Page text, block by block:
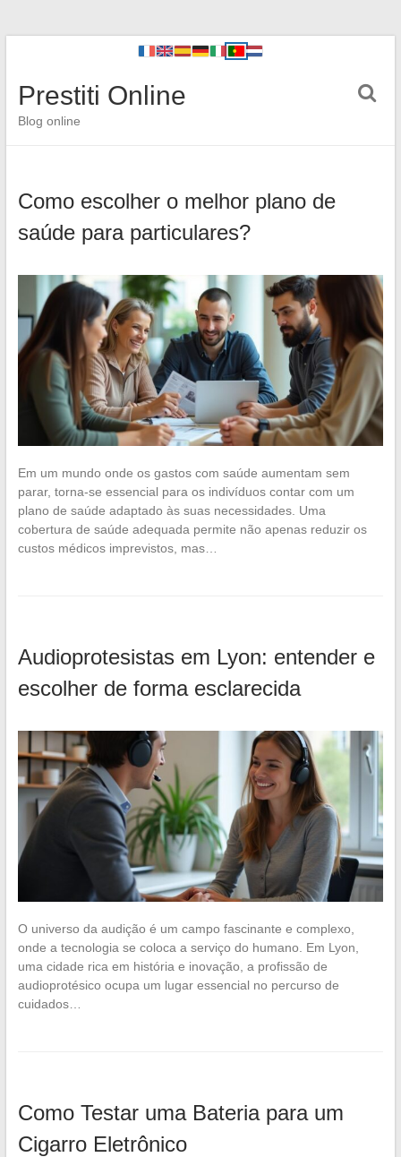
Prestiti Online
Blog online
Como escolher o melhor plano de
saúde para particulares?
Em um mundo onde os gastos com saúde aumentam sem
parar, torna-se essencial para os indivíduos contar com um
plano de saúde adaptado às suas necessidades. Uma
cobertura de saúde adequada permite não apenas reduzir os
custos médicos imprevistos, mas…
Audioprotesistas em Lyon: entender e
escolher de forma esclarecida
O universo da audição é um campo fascinante e complexo,
onde a tecnologia se coloca a serviço do humano. Em Lyon,
uma cidade rica em história e inovação, a profissão de
audioprotésico ocupa um lugar essencial no percurso de
cuidados…
Como Testar uma Bateria para um
Cigarro Eletrônico